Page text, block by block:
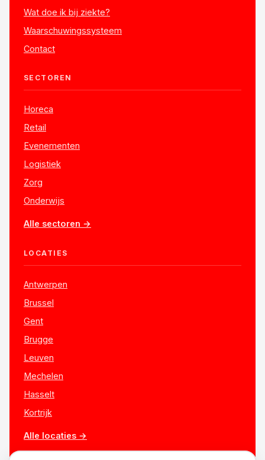
Wat doe ik bij ziekte?
Waarschuwingssysteem
Contact
SECTOREN
Horeca
Retail
Evenementen
Logistiek
Zorg
Onderwijs
Alle sectoren →
LOCATIES
Antwerpen
Brussel
Gent
Brugge
Leuven
Mechelen
Hasselt
Kortrijk
Alle locaties →